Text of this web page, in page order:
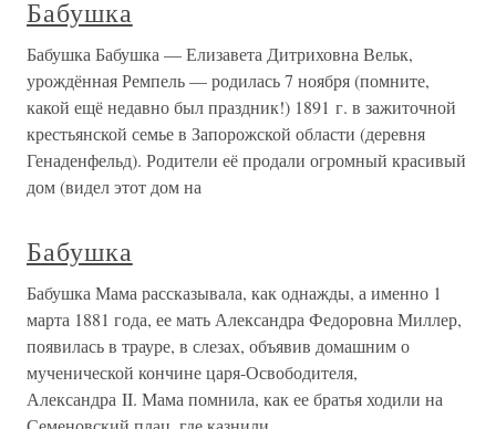
Бабушка
Бабушка Бабушка — Елизавета Дитриховна Вельк,
урождённая Ремпель — родилась 7 ноября (помните,
какой ещё недавно был праздник!) 1891 г. в зажиточной
крестьянской семье в Запорожской области (деревня
Генаденфельд). Родители её продали огромный красивый
дом (видел этот дом на
Бабушка
Бабушка Мама рассказывала, как однажды, а именно 1
марта 1881 года, ее мать Александра Федоровна Миллер,
появилась в трауре, в слезах, объявив домашним о
мученической кончине царя-Освободителя,
Александра II. Мама помнила, как ее братья ходили на